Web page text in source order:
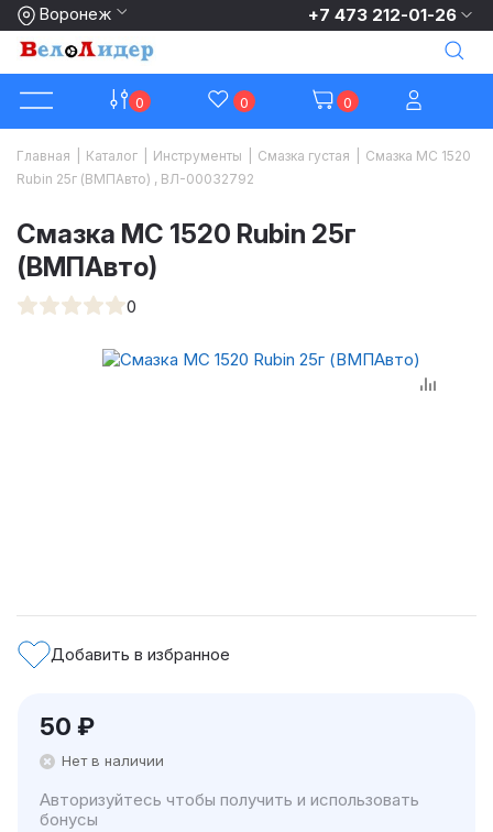
Воронеж +7 473 212-01-26
0 0 0
Главная Каталог Инструменты Смазка густая
Смазка МС 1520
Rubin 25г (ВМПАвто) , ВЛ-00032792
Смазка МС 1520 Rubin 25г
(ВМПАвто)
0
Добавить в избранное
50 ₽
Нет в наличии
Авторизуйтесь чтобы получить и использовать
бонусы